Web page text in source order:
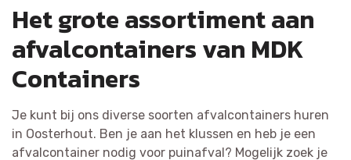
Het grote assortiment aan
afvalcontainers van MDK
Containers
Je kunt bij ons diverse soorten afvalcontainers huren
in Oosterhout. Ben je aan het klussen en heb je een
afvalcontainer nodig voor puinafval? Mogelijk zoek je